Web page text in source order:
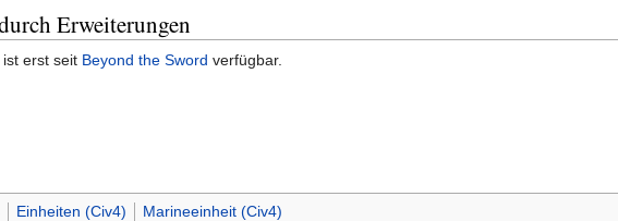
Erweiterungen
ist erst seit Beyond the Sword verfügbar.
Einheiten (Civ4) Marineeinheit (Civ4)